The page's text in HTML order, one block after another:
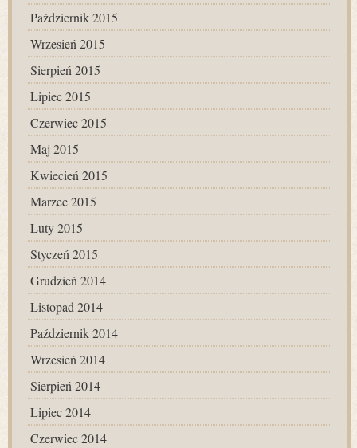
Październik 2015
Wrzesień 2015
Sierpień 2015
Lipiec 2015
Czerwiec 2015
Maj 2015
Kwiecień 2015
Marzec 2015
Luty 2015
Styczeń 2015
Grudzień 2014
Listopad 2014
Październik 2014
Wrzesień 2014
Sierpień 2014
Lipiec 2014
Czerwiec 2014